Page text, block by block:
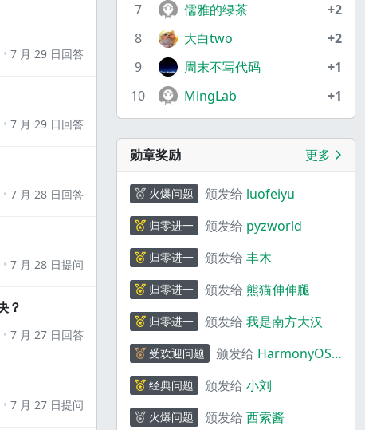
7 月 29 日回答
7 月 29 日回答
7 月 28 日回答
7 月 28 日提问
？
7 月 27 日回答
7 月 27 日提问
7
儒雅的绿茶
+2
8
大白two
+2
9
周末不写代码
+1
10
MingLab +1
勋章奖励 更多
火爆问题 颁发给 luofeiyu
归零进一 颁发给 pyzworld
归零进一 颁发给 丰木
归零进一 颁发给 熊猫伸伸腿
归零进一 颁发给 我是南方大汉
受欢迎问题 颁发给 HarmonyOS
经典问题 颁发给 小刘
火爆问题 颁发给 西索酱